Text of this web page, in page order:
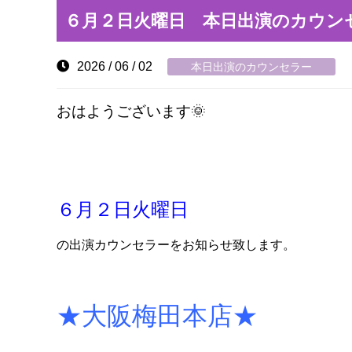
６月２日火曜日 本日出演のカウン
2026 / 06 / 02 本日出演のカウンセラー
おはようございます🌞
６ 月２日火曜日
の出演カウンセラーをお知らせ致します。
★大阪梅田本店★